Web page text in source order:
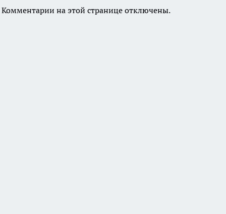
Комментарии на этой странице отключены.